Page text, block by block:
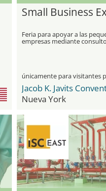
Small Business
Feria para apoyar a las
empresas mediante
herramientas de negocio y
Nueva York